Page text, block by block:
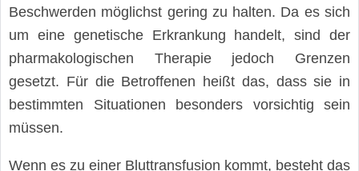
Beschwerden möglichst gering zu halten. Da es sich
um eine genetische Erkrankung handelt, sind der
pharmakologischen Therapie jedoch Grenzen
gesetzt. Für die Betroffenen heißt das, dass sie in
bestimmten Situationen besonders vorsichtig sein
müssen.
Wenn es zu einer Bluttransfusion kommt, besteht das